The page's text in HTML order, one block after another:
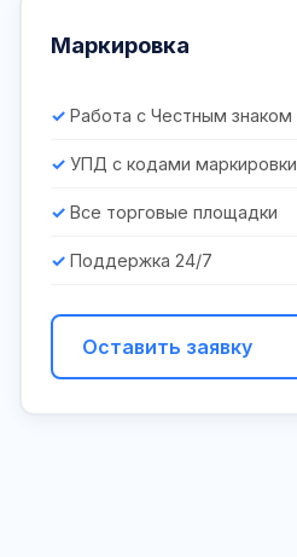
Маркировка
Работа с Честным знаком
УПД с кодами маркировки
Все торговые площадки
Поддержка 24/7
Оставить заявку